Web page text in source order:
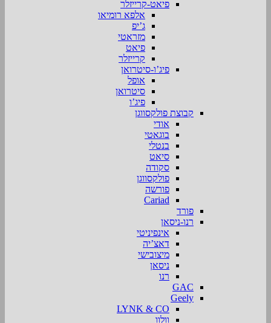
פיאט-קרייזלר
אלפא רומיאו
ג’יפ
מזראטי
פיאט
קרייזלר
פיג’ו-סיטרואן
אופל
סיטרואן
פיג’ו
קבוצת פולקסווגן
אודי
בוגאטי
בנטלי
סיאט
סקודה
פולקסווגן
פורשה
Cariad
פורד
רנו-ניסאן
אינפיניטי
דאצ’יה
מיצובישי
ניסאן
רנו
GAC
Geely
LYNK & CO
וולוו